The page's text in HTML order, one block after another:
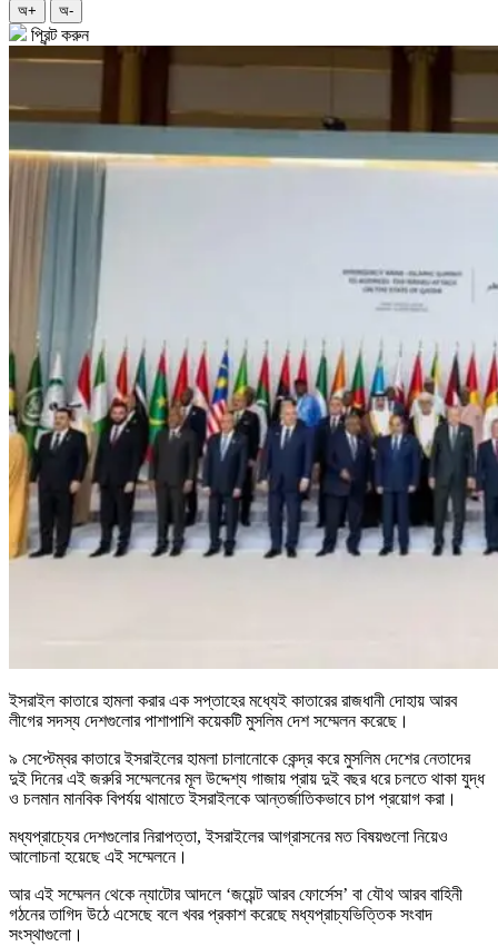
অ+ অ-
প্রিন্ট করুন
ইসরাইল কাতারে হামলা করার এক সপ্তাহের মধ্যেই কাতারের রাজধানী দোহায় আরব
লীগের সদস্য দেশগুলোর পাশাপাশি কয়েকটি মুসলিম দেশ সম্মেলন করেছে।
৯ সেপ্টেম্বর কাতারে ইসরাইলের হামলা চালানোকে কেন্দ্র করে মুসলিম দেশের নেতাদের
দুই দিনের এই জরুরি সম্মেলনের মূল উদ্দেশ্য গাজায় প্রায় দুই বছর ধরে চলতে থাকা যুদ্ধ
ও চলমান মানবিক বিপর্যয় থামাতে ইসরাইলকে আন্তর্জাতিকভাবে চাপ প্রয়োগ করা।
মধ্যপ্রাচ্যের দেশগুলোর নিরাপত্তা, ইসরাইলের আগ্রাসনের মত বিষয়গুলো নিয়েও
আলোচনা হয়েছে এই সম্মেলনে।
আর এই সম্মেলন থেকে ন্যাটোর আদলে ‘জয়েন্ট আরব ফোর্সেস’ বা যৌথ আরব বাহিনী
গঠনের তাগিদ উঠে এসেছে বলে খবর প্রকাশ করেছে মধ্যপ্রাচ্যভিত্তিক সংবাদ
সংস্থাগুলো।